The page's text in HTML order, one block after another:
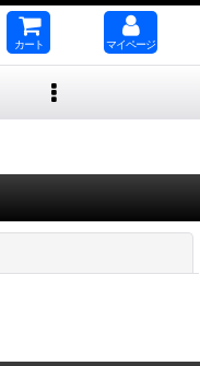
カート マイページ